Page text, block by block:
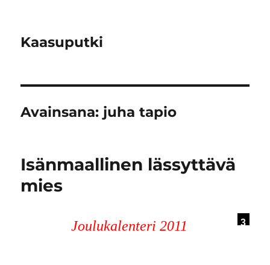
Kaasuputki
Avainsana: juha tapio
Isänmaallinen lässyttävä
mies
3
Joulukalenteri 2011